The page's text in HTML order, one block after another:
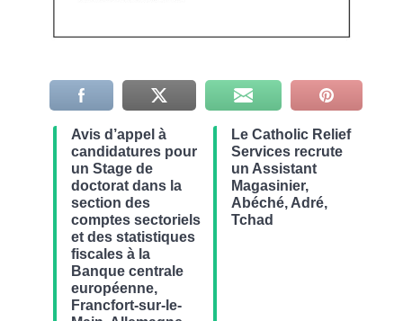
Avis d’appel à
candidatures pour
un Stage de
doctorat dans la
section des
comptes sectoriels
et des statistiques
fiscales à la
Banque centrale
européenne,
Francfort-sur-le-
Le Catholic Relief
Services recrute
un Assistant
Magasinier,
Abéché, Adré,
Tchad